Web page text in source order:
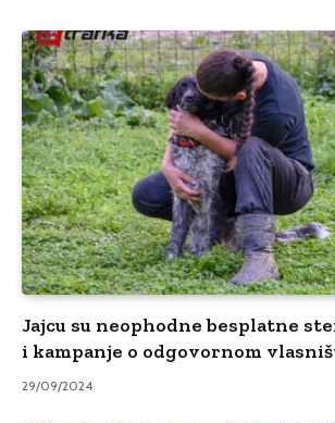
Jajcu su neophodne besplatne
i kampanje o odgovornom
29/09/2024